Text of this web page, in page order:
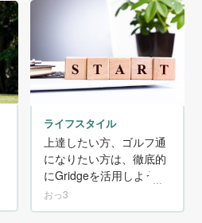
ライフスタイル
上達したい方、ゴルフ通
になりたい方は、徹底的
にGridgeを活用しよう！
おっ3